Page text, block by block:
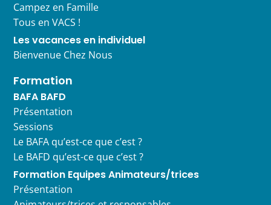
Campez en Famille
Tous en VACS !
Les vacances en individuel
Bienvenue Chez Nous
Formation
BAFA BAFD
Présentation
Sessions
Le BAFA qu’est-ce que c’est ?
Le BAFD qu’est-ce que c’est ?
Formation Equipes Animateurs/trices
Présentation